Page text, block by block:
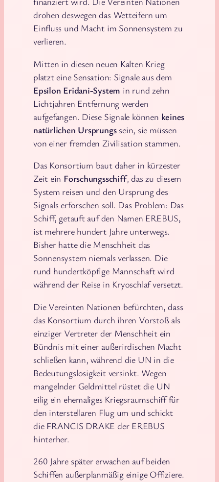
drohen deswegen das Wetteifern um
Einfluss und Macht im Sonnensystem zu
verlieren.
Mitten in diesen neuen Kalten Krieg
platzt eine Sensation: Signale aus dem
Epsilon Eridani-System in rund zehn
Lichtjahren Entfernung werden
aufgefangen. Diese Signale können keines
natürlichen Ursprungssein, sie müssen
von einer fremden Zivilisation stammen.
Das Konsortium baut daher in kürzester
Zeit ein Forschungsschiff, das zu diesem
System reisen und den Ursprung des
Signals erforschen soll. Das Problem: Das
Schiff, getauft auf den Namen EREBUS,
ist mehrere hundert Jahre unterwegs.
Bisher hatte die Menschheit das
Sonnensystem niemals verlassen. Die
rund hundertköpfige Mannschaft wird
während der Reise in Kryoschlaf versetzt.
Die Vereinten Nationen befürchten, dass
das Konsortium durch ihren Vorstoß als
einziger Vertreter der Menschheit ein
Bündnis mit einer außerirdischen Macht
schließen kann, während die UN in die
Bedeutungslosigkeit versinkt. Wegen
mangelnder Geldmittel rüstet die UN
eilig ein ehemaliges Kriegsraumschiff für
den interstellaren Flug um und schickt
die FRANCIS DRAKE der EREBUS
hinterher.
260 Jahre später erwachen auf beiden
Schiffen außerplanmäßig einige Offiziere.